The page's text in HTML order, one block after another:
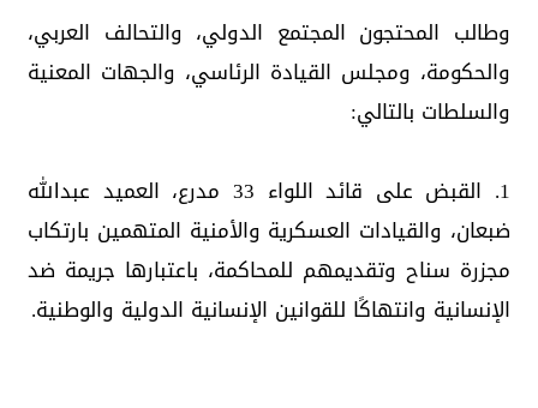
وطالب المحتجون المجتمع الدولي، والتحالف العربي،
والحكومة، ومجلس القيادة الرئاسي، والجهات المعنية
والسلطات بالتالي:
1. القبض على قائد اللواء 33 مدرع، العميد عبدالله
ضبعان، والقيادات العسكرية والأمنية المتهمين بارتكاب
مجزرة سناح وتقديمهم للمحاكمة، باعتبارها جريمة ضد
الإنسانية وانتهاكًا للقوانين الإنسانية الدولية والوطنية.